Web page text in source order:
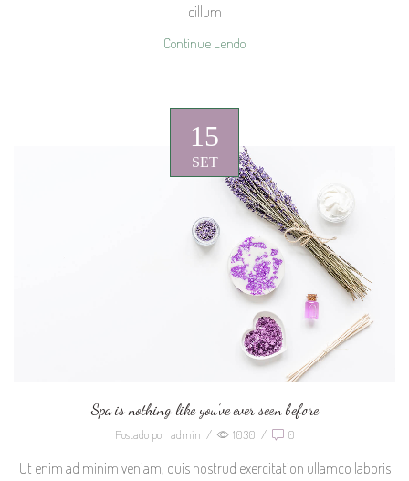
cillum
Continue Lendo
15
SET
Spa is nothing like you’ve ever seen before
Postado por admin / 1030 / 0
Ut enim ad minim veniam, quis nostrud exercitation ullamco laboris